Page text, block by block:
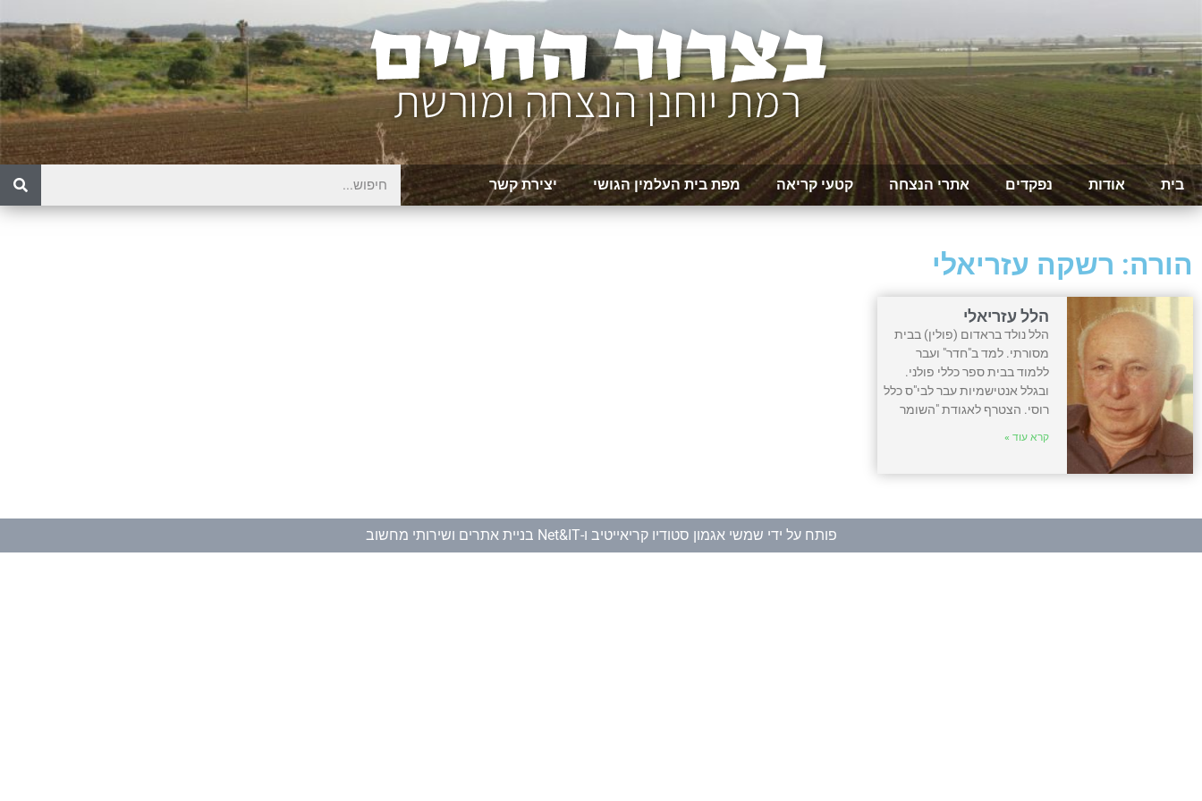
בית אודות נפקדים אתרי הנצחה קטעי קריאה מפת בית העלמין הגושי יצירת קשר
הורה: רשקה עזריאלי
הלל עזריאלי
הלל נולד בראדום (פולין) בבית
מסורתי. למד ב"חדר" ועבר
ללמוד בבית ספר כללי פולני.
ובגלל אנטישמיות עבר לבי"ס כלל
רוסי. הצטרף לאגודת "השומר
קרא עוד »
פותח על ידי שמשי אגמון סטודיו קריאייטיב ו-Net&IT בניית אתרים ושירותי מחשוב